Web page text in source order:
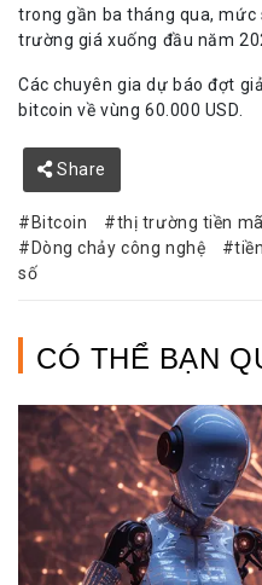
trong gần ba tháng qua,
trường giá xuống đầu năm
Các chuyên gia dự báo đợt
bitcoin về vùng 60.000 USD.
Share
Bitcoin thị trường tiền
Dòng chảy công nghệ
số
CÓ THỂ BẠN